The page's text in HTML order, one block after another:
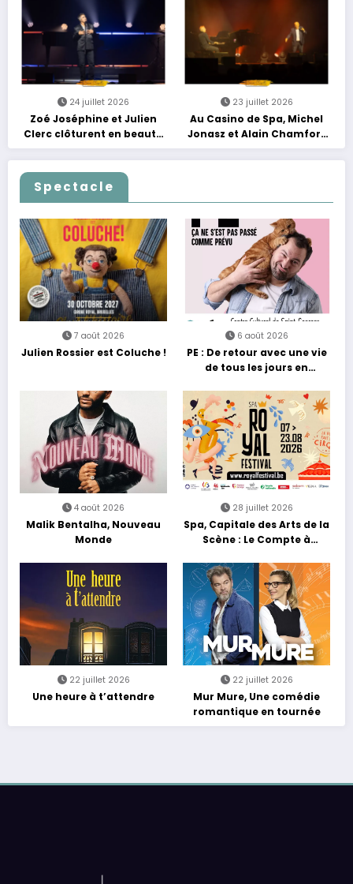
24 juillet 2026
Zoé Joséphine et Julien
Clerc clôturent en beauté
Les Nuits Francofolies au
Casino
23 juillet 2026
Au Casino de Spa, Michel
Jonasz et Alain Chamfort
célèbrent le temps qui
passe… sans jamais céder
Spectacle
7 août 2026
Julien Rossier est Coluche !
6 août 2026
PE : De retour avec une vie
de tous les jours en
4 août 2026
Malik Bentalha, Nouveau
Monde
28 juillet 2026
Spa, Capitale des Arts de la
Scène : Le Compte à
22 juillet 2026
Une heure à t’attendre
22 juillet 2026
Mur Mure, Une comédie
romantique en tournée